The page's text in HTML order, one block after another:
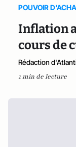
POUVOIR
Inflation
cours de
Rédaction
1 min de lecture